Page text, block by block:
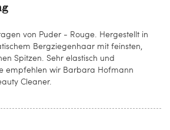
von Puder - Rouge. Hergestellt in
Bergziegenhaar mit feinsten,
Spitzen. Sehr elastisch und
empfehlen wir Barbara Hofmann
Cleaner.